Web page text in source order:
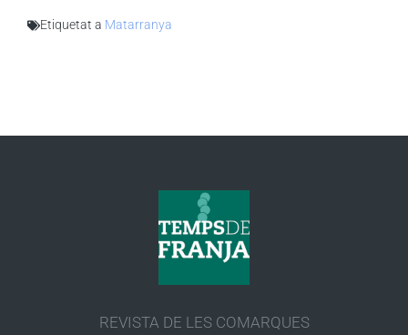
Etiquetat a Matarranya
REVISTA DE LES COMARQUES